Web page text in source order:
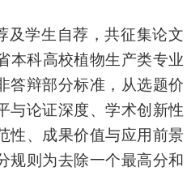
及学生自荐，共征集论文
本科高校植物生产类专业
答辩部分标准，从选题价
与论证深度、学术创新性
性、成果价值与应用前景
规则为去除一个最高分和